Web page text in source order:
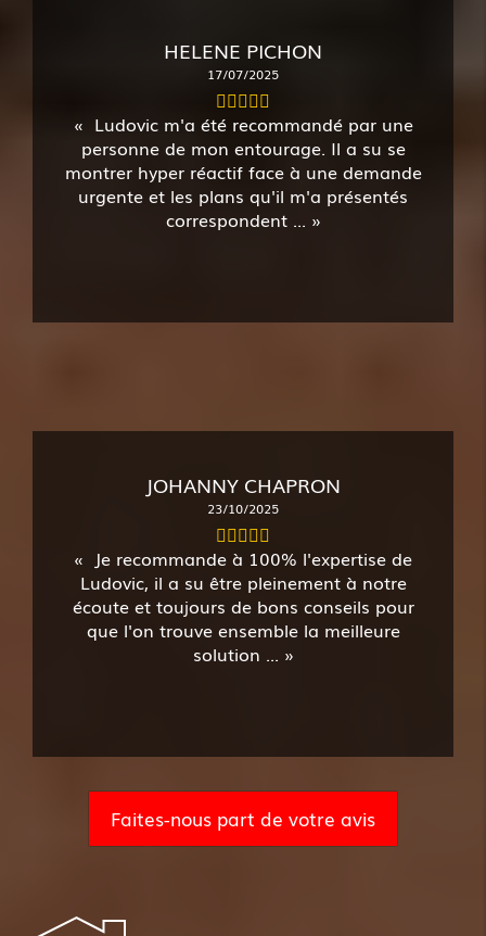
HELENE PICHON
17/07/2025
Ludovic m'a été recommandé par une
personne de mon entourage. Il a su se
montrer hyper réactif face à une demande
urgente et les plans qu'il m'a présentés
correspondent ...
JOHANNY CHAPRON
23/10/2025
Je recommande à 100% l'expertise de
Ludovic, il a su être pleinement à notre
écoute et toujours de bons conseils pour
que l'on trouve ensemble la meilleure
solution ...
Faites-nous part de votre avis